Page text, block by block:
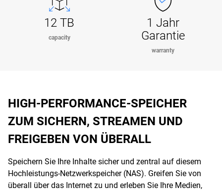
12 TB
capacity
1 Jahr
Garantie
warranty
HIGH-PERFORMANCE-SPEICHER
ZUM SICHERN, STREAMEN UND
FREIGEBEN VON ÜBERALL
Speichern Sie Ihre Inhalte sicher und zentral auf diesem
Hochleistungs-Netzwerkspeicher (NAS). Greifen Sie von
überall über das Internet zu und erleben Sie Ihre Medien,